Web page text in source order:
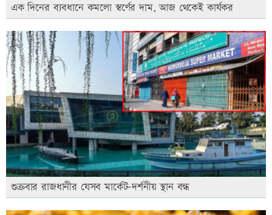
এক দিনের ব্যবধানে কমলো স্বর্ণের দাম, আজ থেকেই কার্যকর
শুক্রবার রাজধানীর যেসব মার্কেট-দর্শনীয় স্থান বন্ধ